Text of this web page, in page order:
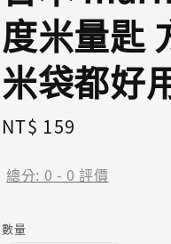
度米量匙
米袋都好
Regular
NT$ 159
總分: 0 - 0 評價
數量